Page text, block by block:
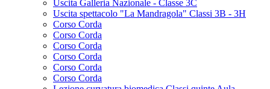
Uscita Galleria Nazionale - Classe 3C
Uscita spettacolo "La Mandragola" Classi 3B - 3H
Corso Corda
Corso Corda
Corso Corda
Corso Corda
Corso Corda
Corso Corda